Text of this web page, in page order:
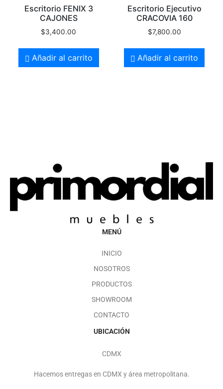
Escritorio FENIX 3
CAJONES
$3,400.00
Añadir al carrito
Escritorio Ejecutivo
CRACOVIA 160
$7,800.00
Añadir al carrito
MENÚ
INICIO
NOSOTROS
PRODUCTOS
SHOWROOM
CONTACTO
UBICACIÓN
CDMX
Hacemos entregas en CDMX y área metropolitana.